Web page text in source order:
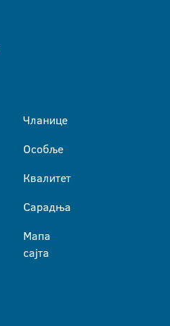
Чланице
Особље
Квалитет
Сарадња
Мапа
сајта